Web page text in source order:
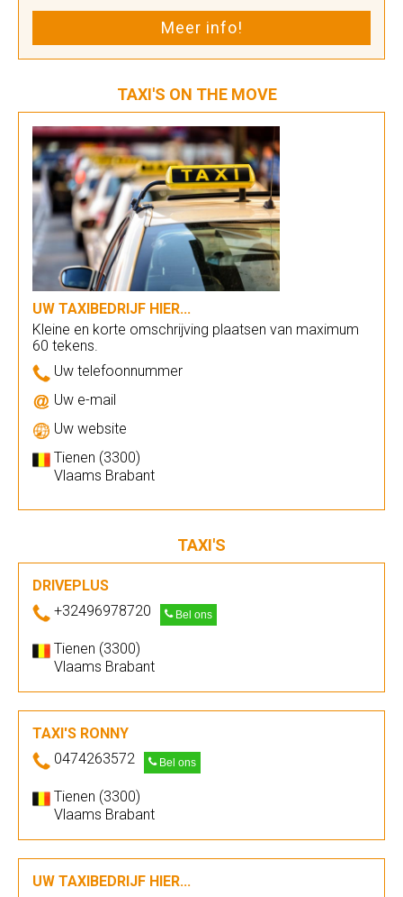
Meer info!
TAXI'S ON THE MOVE
UW TAXIBEDRIJF HIER...
Kleine en korte omschrijving plaatsen van maximum
60 tekens.
Uw telefoonnummer
Uw e-mail
Uw website
Tienen (3300)
Vlaams Brabant
TAXI'S
DRIVEPLUS
+32496978720
Bel ons
Tienen (3300)
Vlaams Brabant
TAXI'S RONNY
0474263572
Bel ons
Tienen (3300)
Vlaams Brabant
UW TAXIBEDRIJF HIER...